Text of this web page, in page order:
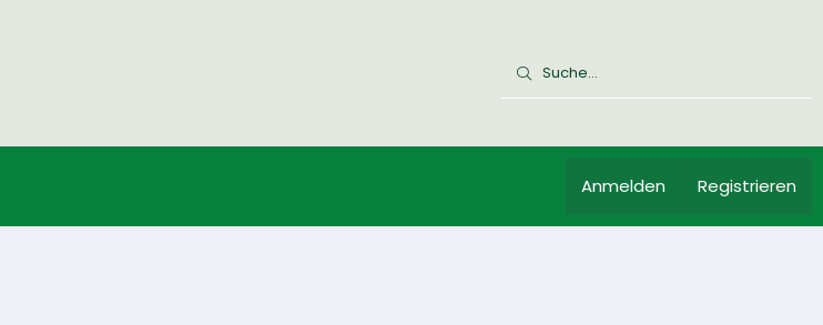
Anmelden Registrieren